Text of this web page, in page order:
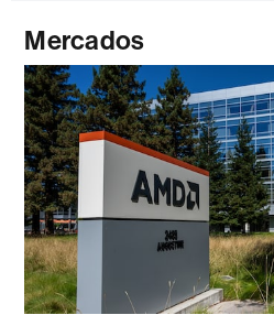
Mercados